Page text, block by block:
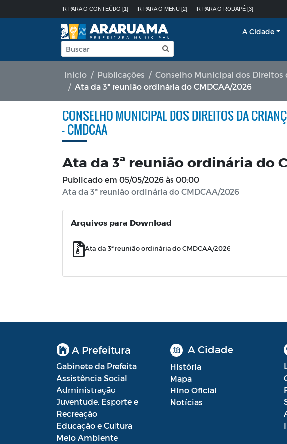
IR PARA O CONTEÚDO [1] IR PARA O MENU [2] IR PARA O RODAPÉ [3]
A Cidade
Início Publicações
Conselho Municipal dos Direitos
Ata da 3ª reunião ordinária do CMDCAA/2026
CONSELHO MUNICIPAL DOS DIREITOS DA
- CMDCAA
Ata da 3ª reunião ordinária do
Publicado em 05/05/2026 às 00:00
Ata da 3ª reunião ordinária do CMDCAA/2026
Arquivos para Download
Ata da 3ª reunião ordinária do CMDCAA/2026
A Prefeitura
Gabinete da Prefeita
Assistência Social
Administração
Juventude, Esporte e
Recreação
Educação e Cultura
Meio Ambiente
A Cidade
História
Mapa
Hino Oficial
Notícias